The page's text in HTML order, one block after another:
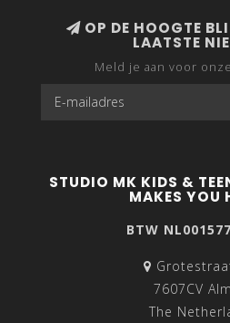
OP DE HOOGTE
LAATSTE
Meld je aan voor
STUDIO MK KIDS &
MAKES YOU
BTW
7607CV
The